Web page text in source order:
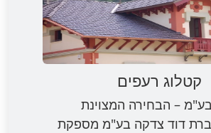
קטלוג רעפים
– הבחירה המצוינת
דוד צדקה בע"מ מספקת